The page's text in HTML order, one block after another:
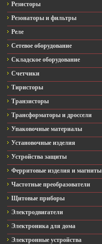
Резисторы
Резонаторы и фильтры
Реле
Сетевое оборудование
Складское оборудование
Счетчики
Тиристоры
Транзисторы
Трансформаторы и дроссели
Упаковочные материалы
Установочные изделия
Устройства защиты
Ферритовые изделия и магниты
Частотные преобразователи
Щитовые приборы
Электродвигатели
Электроника для дома
Электронные устройства